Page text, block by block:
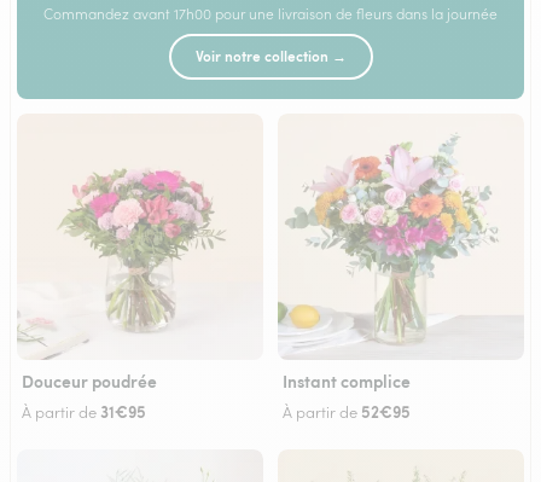
Commandez avant 17h00 pour une livraison de fleurs dans la journée
Voir notre collection →
Douceur poudrée
À partir de 31€95
Instant complice
À partir de 52€95